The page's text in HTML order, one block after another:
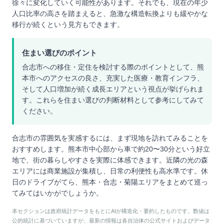
徐々に変化していく可能性があります。それでも、現在の年少
人口比率の高さを踏まえると、急激な構造転換よりも緩やかな
移行が続くという見方もできます。
住まい選びのポイント
合志市への移住・定住を検討する際のポイントとして、熊
本市へのアクセスの良さ、充実した医療・教育インフラ、
そして人口増加が続く成長エリアという視点が挙げられま
す。これらを住まい選びの判断材料として参考にしてみて
ください。
合志市の雰囲気を実感するには、まず現地を訪れてみることを
おすすめします。熊本市中心部から車で約20〜30分という好立
地で、街の暮らしやすさを実際に体感できます。近隣の光の森
エリアには商業施設が集積し、日常の利便性も高水準です。休
日のドライブがてら、熊本・合志・菊陽エリアをまとめて巡っ
てみてはいかがでしょうか。
本セクションは政府統計データをもとにAIが構造化・要約したものです。数値は
公的統計に基づいていますが、最新の情報は各自治体の公式サイトおよびデータ